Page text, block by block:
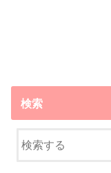
検索